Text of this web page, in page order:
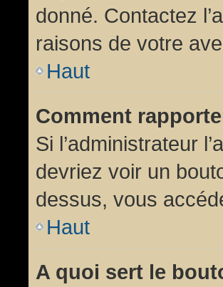
donné. Contactez
raisons de votre
Haut
Comment
Si l’administrateur
devriez voir un
dessus, vous
Haut
A quoi sert le